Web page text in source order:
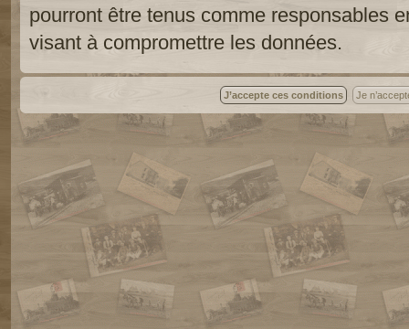
pourront être tenus comme responsables
visant à compromettre les données.